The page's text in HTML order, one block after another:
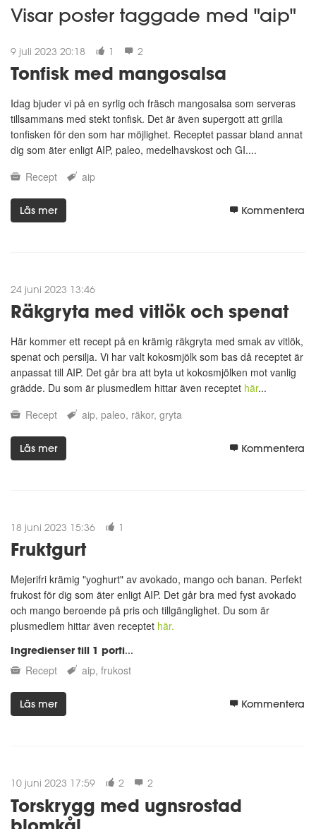
Visar poster taggade med "aip"
9 juli 2023 20:18 1 2
Tonfisk med mangosalsa
Idag bjuder vi på en syrlig och fräsch mangosalsa som serveras
tillsammans med stekt tonfisk. Det är även supergott att grilla
tonfisken för den som har möjlighet. Receptet passar bland annat
dig som äter enligt AIP, paleo, medelhavskost och GI....
Recept
aip
Läs mer Kommentera
24 juni 2023 13:46
Räkgryta med vitlök och spenat
Här kommer ett recept på en krämig räkgryta med smak av vitlök,
spenat och persilja. Vi har valt kokosmjölk som bas då receptet är
anpassat till AIP. Det går bra att byta ut kokosmjölken mot vanlig
grädde. Du som är plusmedlem hittar även receptet här...
Recept
aip paleo räkor gryta
Läs mer Kommentera
18 juni 2023 15:36 1
Fruktgurt
Mejerifri krämig "yoghurt" av avokado, mango och banan. Perfekt
frukost för dig som äter enligt AIP. Det går bra med fyst avokado
och mango beroende på pris och tillgänglighet. Du som är
plusmedlem hittar även receptet här.
Ingredienser till 1 porti...
Recept aip frukost
Läs mer Kommentera
10 juni 2023 17:59 2 2
Torskrygg med ugnsrostad